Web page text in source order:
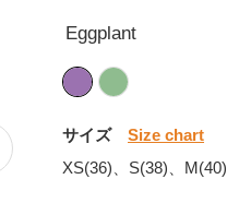
Eggplant
サイズ Size chart
XS(36)、S(38)、M(40)